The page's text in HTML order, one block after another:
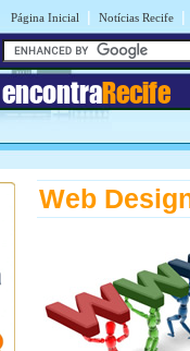
Página Inicial | Notícias Recife |
encontraRecife
Web